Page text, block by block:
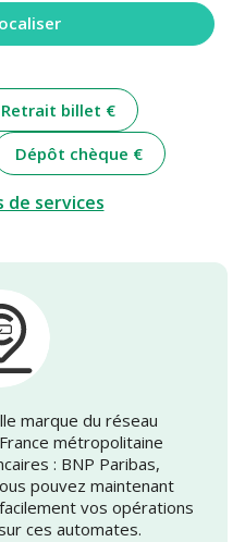
Retrait billet €
Dépôt chèque €
de services
marque du réseau
métropolitaine
: BNP Paribas,
pouvez maintenant
vos opérations
ces automates.